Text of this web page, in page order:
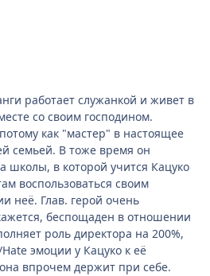
работает служанкой и живет в
со своим господином.
как "мастер" в настоящее
семьей. В тоже время он
школы, в которой учится Кацуко
воспользоваться своим
неё. Глав. герой очень
беспощаден в отношении
роль директора на 200%,
Hate эмоции у Кацуко к её
впрочем держит при себе.